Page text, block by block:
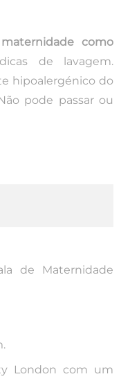
como
de lavagem.
hipoalergénico do
pode passar ou
de Maternidade
London com um